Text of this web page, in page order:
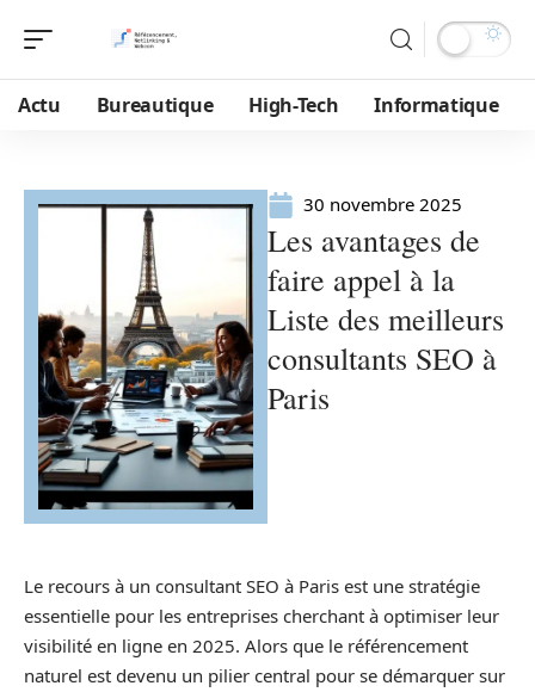
Actu Bureautique High-Tech Informatique
30 novembre 2025
Les avantages de
faire appel à la
Liste des meilleurs
consultants SEO à
Paris
Le recours à un consultant SEO à Paris est une stratégie
essentielle pour les entreprises cherchant à optimiser leur
visibilité en ligne en 2025. Alors que le référencement
naturel est devenu un pilier central pour se démarquer sur